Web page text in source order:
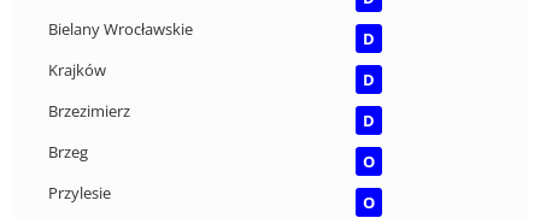
Bielany Wrocławskie
D
Krajków
D
Brzezimierz
D
Brzeg
O
Przylesie
O